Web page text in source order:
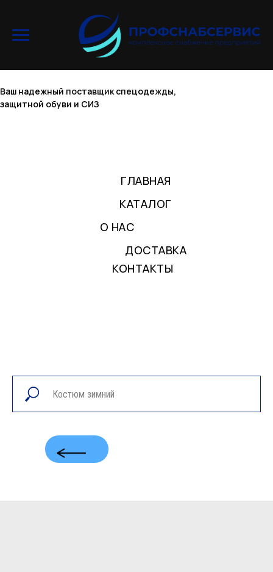
ГЛАВНАЯ
КАТАЛОГ
О НАС
ДОСТАВКА
КОНТАКТЫ
Ваш надежный поставщик спецодежды,
защитной обуви и СИЗ